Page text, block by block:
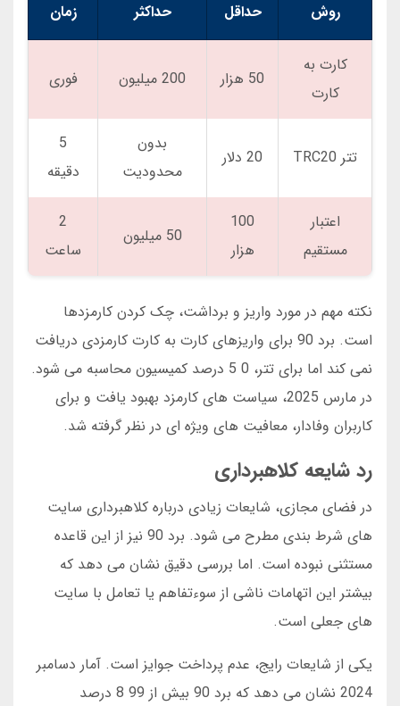
روش حداقل حداکثر زمان
کارت به
کارت
50 هزار 200 میلیون فوری
تتر TRC20 20 دلار
بدون
محدودیت
5
دقیقه
اعتبار
مستقیم
100
هزار
50 میلیون
2
ساعت
نکته مهم در مورد واریز و برداشت، چک کردن کارمزدها
است. برد 90 برای واریزهای کارت به کارت کارمزدی دریافت
نمی کند اما برای تتر، 0 5 درصد کمیسیون محاسبه می شود.
در مارس 2025، سیاست های کارمزد بهبود یافت و برای
کاربران وفادار، معافیت های ویژه ای در نظر گرفته شد.
رد شایعه کلاهبرداری
در فضای مجازی، شایعات زیادی درباره کلاهبرداری سایت
های شرط بندی مطرح می شود. برد 90 نیز از این قاعده
مستثنی نبوده است. اما بررسی دقیق نشان می دهد که
بیشتر این اتهامات ناشی از سوءتفاهم یا تعامل با سایت
های جعلی است.
یکی از شایعات رایج، عدم پرداخت جوایز است. آمار دسامبر
2024 نشان می دهد که برد 90 بیش از 99 8 درصد